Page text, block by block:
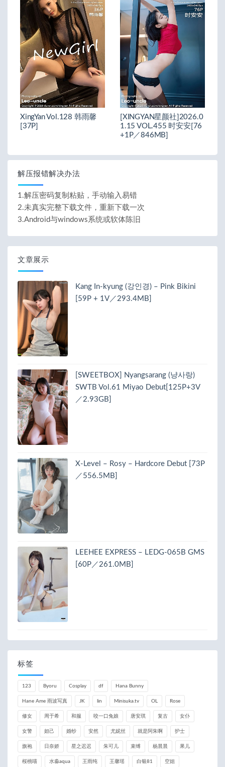
XingYan Vol.128 韩雨馨
[37P]
[XINGYAN星颜社]2026.0
1.15 VOL.455 时安安[76
+1P／846MB]
解压报错解决办法
1.解压密码复制粘贴，手动输入易错
2.未真实完整下载文件，重新下载一次
3.Android与windows系统或软体陈旧
文章展示
Kang In-kyung (강인경) – Pink Bikini
[59P + 1V／293.4MB]
[SWEETBOX] Nyangsarang (냥사랑)
SWTB Vol.61 Miyao Debut[125P+3V
／2.93GB]
X-Level – Rosy – Hardcore Debut [73P
／556.5MB]
LEEHEE EXPRESS – LEDG-065B GMS
[60P／261.0MB]
标签
123 Byoru Cosplay df Hana Bunny
Hane Ame 雨波写真 JK lin Minisuka.tv OL Rose
修女 周于希 和服 咬一口兔娘 唐安琪 复古 女仆
女警 妲己 婚纱 安然 尤妮丝 就是阿朱啊 护士
旗袍 日奈娇 星之迟迟 朱可儿 束缚 杨晨晨 果儿
桜桃喵 水淼aqua 王雨纯 王馨瑶 白银81 空姐